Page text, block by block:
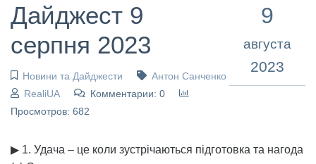
Дайджест 9
серпня 2023
Новини та Дайджести
Антон Санченко
RealiUA
Комментарии: 0
Просмотров: 682
9
августа
2023
▶ 1. Удача – це коли зустрічаються підготовка та нагода